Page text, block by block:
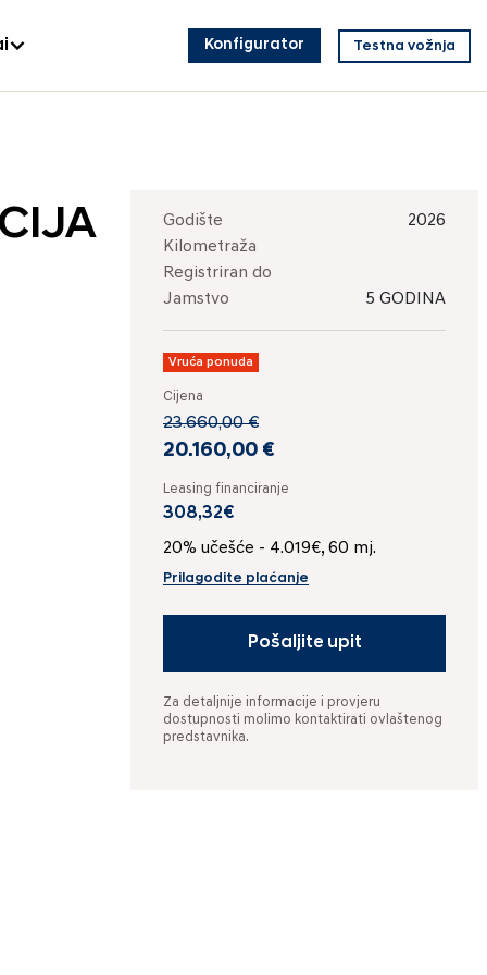
Konfigurator Testna vožnja
Godište
2026
Kilometraža
Registriran do
Jamstvo
5 GODINA
Vruća ponuda
Cijena
23.660,00 €
20.160,00 €
Leasing financiranje
308,32€
20% učešće - 4.019€, 60 mj.
Prilagodite plaćanje
Pošaljite upit
Za detaljnije informacije i provjeru
dostupnosti molimo kontaktirati ovlaštenog
predstavnika.